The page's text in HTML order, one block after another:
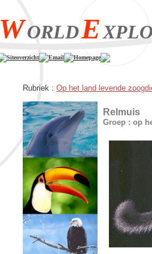
WORLDE
Siteoverzicht Email Homepage
Rubriek : Op het land levende
Relmuis
Groep : op